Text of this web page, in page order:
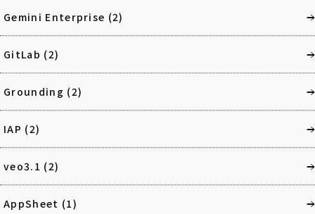
Gemini Enterprise (2)
GitLab (2)
Grounding (2)
IAP (2)
veo3.1 (2)
AppSheet (1)